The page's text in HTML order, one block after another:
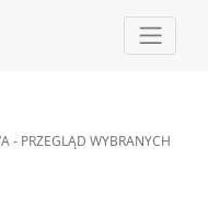
- PRZEGLĄD WYBRANYCH